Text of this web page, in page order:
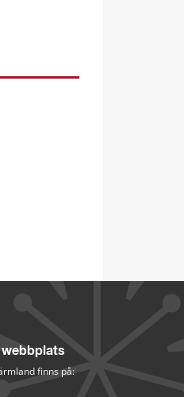
webbplats
finns på: